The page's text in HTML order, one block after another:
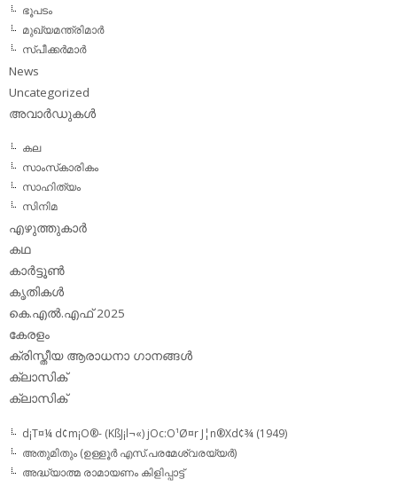
ഭൂപടം
മുഖ്യമന്ത്രിമാര്‍
സ്പീക്കര്‍മാര്‍
News
Uncategorized
അവാര്‍ഡുകള്‍
കല
സാംസ്‌കാരികം
സാഹിത്യം
സിനിമ
എഴുത്തുകാര്‍
കഥ
കാര്‍ട്ടൂണ്‍
കൃതികള്‍
കെ.എല്‍.എഫ് 2025
കേരളം
ക്രിസ്തീയ ആരാധനാ ഗാനങ്ങള്‍
ക്ലാസിക്‌
ക്ലാസിക്
d¡T¤¼ d¢m¡O®- (KßJ¡l¬«) jOc:O¹Ø¤r J¦n®Xd¢¾ (1949)
അതുമിതും (ഉള്ളൂര്‍ എസ്.പരമേശ്വരയ്യര്‍)
അദ്ധ്യാത്മ രാമായണം കിളിപ്പാട്ട്‌